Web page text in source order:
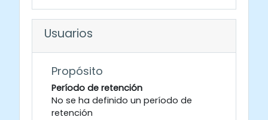
Usuarios
Propósito
Período de retención
No se ha definido un período de
retención